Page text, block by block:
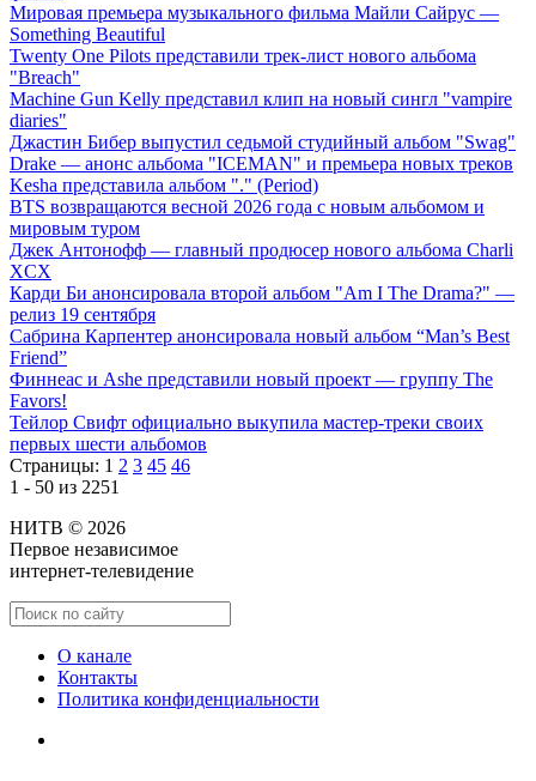
Мировая премьера музыкального фильма Майли Сайрус —
Something Beautiful
Twenty One Pilots представили трек-лист нового альбома
"Breach"
Machine Gun Kelly представил клип на новый сингл "vampire
diaries"
Джастин Бибер выпустил седьмой студийный альбом "Swag"
Drake — анонс альбома "ICEMAN" и премьера новых треков
Kesha представила альбом "." (Period)
BTS возвращаются весной 2026 года с новым альбомом и
мировым туром
Джек Антонофф — главный продюсер нового альбома Charli
XCX
Карди Би анонсировала второй альбом "Am I The Drama?" —
релиз 19 сентября
Сабрина Карпентер анонсировала новый альбом “Man’s Best
Friend”
Финнеас и Ashe представили новый проект — группу The
Favors!
Тейлор Свифт официально выкупила мастер-треки своих
первых шести альбомов
Страницы: 1 2 3 45 46
1 - 50 из 2251
НИТВ © 2026
Первое независимое
интернет-телевидение
О канале
Контакты
Политика конфиденциальности